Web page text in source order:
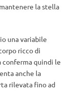
la stella
una variabile
ricco di
conferma quindi le
anche la
rilevata fino ad